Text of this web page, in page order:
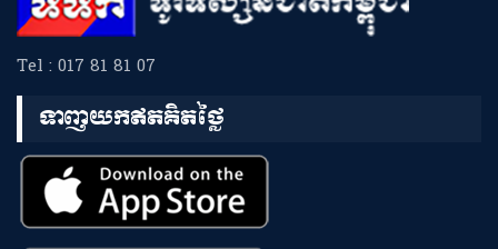
Tel : 017 81 81 07
ទាញយកឥតគិតថ្លៃ